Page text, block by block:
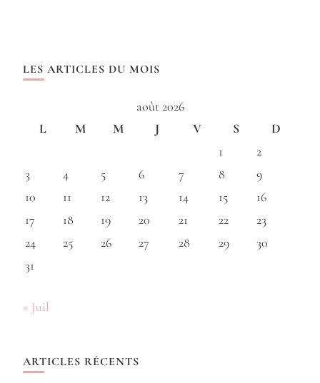
LES ARTICLES DU MOIS
août 2026
L
M M J V S
D
1
2
3
4 5 6 7 8
9
10
11 12 13 14 15
16
17
18 19 20 21 22
23
24
25 26 27 28 29
30
31
« Juil
ARTICLES RÉCENTS